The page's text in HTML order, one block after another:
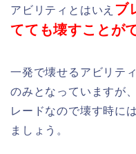
アビリティとはいえ ブ
てても壊すことが
一発で壊せるアビリテ
のみとなっていますが
レードなので壊す時に
ましょう。